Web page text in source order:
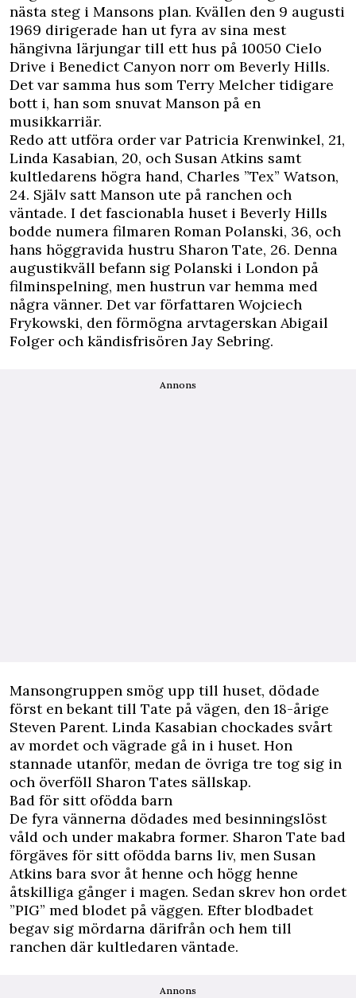
nästa steg i Mansons plan. Kvällen den 9 augusti
1969 dirigerade han ut fyra av sina mest
hängivna lärjungar till ett hus på 10050 Cielo
Drive i Benedict Canyon norr om Beverly Hills.
Det var samma hus som Terry Melcher tidigare
bott i, han som snuvat Manson på en
musikkarriär.
Redo att utföra order var Patricia Krenwinkel, 21,
Linda Kasabian, 20, och Susan Atkins samt
kultledarens högra hand, Charles ”Tex” Watson,
24. Själv satt Manson ute på ranchen och
väntade. I det fascionabla huset i Beverly Hills
bodde numera filmaren Roman Polanski, 36, och
hans höggravida hustru Sharon Tate, 26. Denna
augustikväll befann sig Polanski i London på
filminspelning, men hustrun var hemma med
några vänner. Det var författaren Wojciech
Frykowski, den förmögna arvtagerskan Abigail
Folger och kändisfrisören Jay Sebring.
Annons
Mansongruppen smög upp till huset, dödade
först en bekant till Tate på vägen, den 18-årige
Steven Parent. Linda Kasabian chockades svårt
av mordet och vägrade gå in i huset. Hon
stannade utanför, medan de övriga tre tog sig in
och överföll Sharon Tates sällskap.
Bad för sitt ofödda barn
De fyra vännerna dödades med besinningslöst
våld och under makabra former. Sharon Tate bad
förgäves för sitt ofödda barns liv, men Susan
Atkins bara svor åt henne och högg henne
åtskilliga gånger i magen. Sedan skrev hon ordet
”PIG” med blodet på väggen. Efter blodbadet
begav sig mördarna därifrån och hem till
ranchen där kultledaren väntade.
Annons